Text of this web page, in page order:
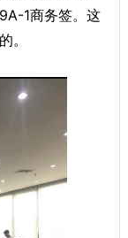
1商务签。这
。